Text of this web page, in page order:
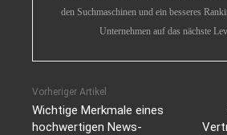
den Suchmaschinen und ein besseres
Unternehmen auf das nächste
Vorheriger Artikel
Wichtige Merkmale eines
hochwertigen News-